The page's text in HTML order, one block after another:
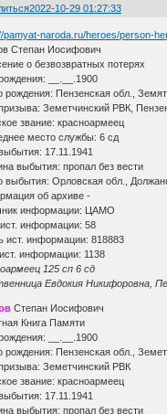
2022-10-29 01:27:33
pamyat-naroda.ru/heroes/person-
Степан Иосифович
о безвозвратных потерях
__.__.1900
рождения: Пензенская обл.,
Земетчинский РВК,
звание: красноармеец
место службы: 6 сд
17.11.1941
выбытия: пропал без вести
выбытия: Орловская обл.,
об архиве -
информации: ЦАМО
информации: 58
ист. информации: 818883
информации: 1138
125 сп 6 сд
Евдокия Никифоровна,
Степан Иосифович
Книга Памяти
__.__.1900
рождения: Пензенская обл.,
Земетчинский РВК
звание: красноармеец
17.11.1941
выбытия: пропал без вести